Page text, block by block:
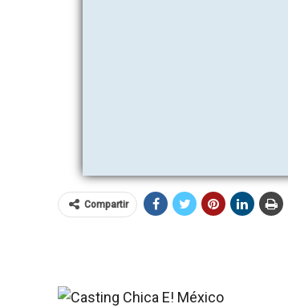
Compartir